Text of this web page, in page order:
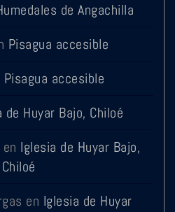
de Angachilla
Pisagua accesible
Pisagua accesible
de Huyar Bajo, Chiloé
en Iglesia de Huyar Bajo,
Chiloé
en Iglesia de Huyar